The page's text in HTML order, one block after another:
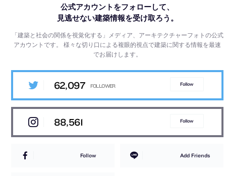
公式アカウントをフォローして、
見逃せない建築情報を受け取ろう。
「建築と社会の関係を視覚化する」メディア、アーキテクチャーフォトの公式
アカウントです。様々な切り口による複眼的視点で建築に関する情報を最速
でお届けします。
62,097 Follow
88,561 Follow
Follow Add Friends